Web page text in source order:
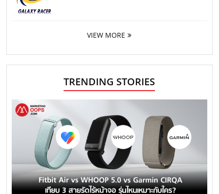
VIEW MORE
TRENDING STORIES